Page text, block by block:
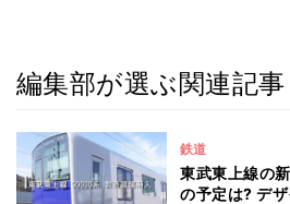
編集部が選ぶ関連記事
鉄道
東武東上線の
の予定は? デ